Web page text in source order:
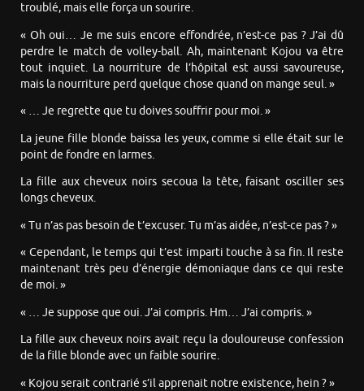
troublé, mais elle força un sourire.
« Oh oui… Je me suis encore effondrée, n’est-ce pas ? J’ai dû
perdre le match de volley-ball. Ah, maintenant Kojou va être
tout inquiet. La nourriture de l’hôpital est aussi savoureuse,
mais la nourriture perd quelque chose quand on mange seul. »
« … Je regrette que tu doives souffrir pour moi. »
La jeune fille blonde baissa les yeux, comme si elle était sur le
point de fondre en larmes.
La fille aux cheveux noirs secoua la tête, faisant osciller ses
longs cheveux.
« Tu n’as pas besoin de t’excuser. Tu m’as aidée, n’est-ce pas ? »
« Cependant, le temps qui t’est imparti touche à sa fin. Il reste
maintenant très peu d’énergie démoniaque dans ce qui reste
de moi. »
« … Je suppose que oui. J’ai compris. Hm… J’ai compris. »
La fille aux cheveux noirs avait reçu la douloureuse confession
de la fille blonde avec un faible sourire.
« Kojou serait contrarié s’il apprenait notre existence, hein ? »